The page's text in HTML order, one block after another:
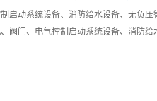
启动系统设备、消防给水设备、无负
阀门、电气控制启动系统设备、消防给